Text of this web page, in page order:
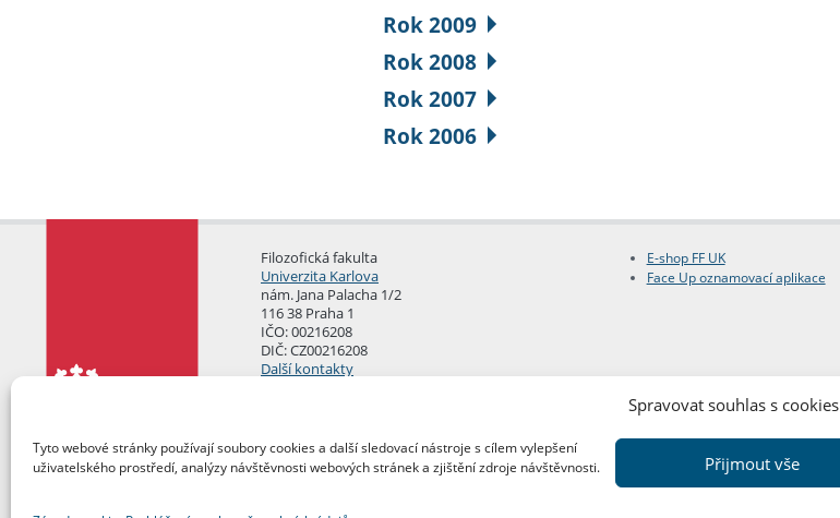
Spravovat souhlas s cookies
Tyto webové stránky používají soubory cookies a další sledovací nástroje s cílem vylepšení
uživatelského prostředí, analýzy návštěvnosti webových stránek a zjištění zdroje návštěvnosti.
Přijmout vše
Rok 2009
Rok 2008
Rok 2007
Rok 2006
Filozofická fakulta
Univerzita Karlova
nám. Jana Palacha 1/2
116 38 Praha 1
IČO: 00216208
DIČ: CZ00216208
Další kontakty
E-shop FF UK
Face Up oznamovací aplikace